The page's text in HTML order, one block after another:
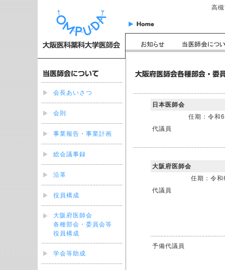
高
会長あいさつ
会則
事業報告・事業計画
総会議事録
沿革
役員構成
大阪府医師会
各種部会・委員会等
役員構成
学会等助成
日本医師会
任期：令和
代議員
大阪府医師会
任期：令
代議員
予備代議員